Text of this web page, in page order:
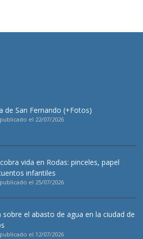
de San Fernando (+Fotos)
publicado el 22/07/2026
vida en Rodas: pinceles, papel
infantiles
publicado el 25/07/2026
sobre el abasto de agua en la ciudad de
publicado el 12/07/2026